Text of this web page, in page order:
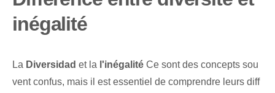
inégalité
La Diversidad et la l'inégalité Ce sont des concepts sou
vent confus, mais il est essentiel de comprendre leurs diff